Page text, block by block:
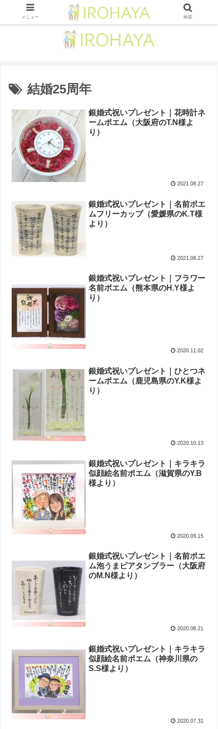
結婚25周年
銀婚式祝いプレゼント｜花時計ネ
ームポエム（大阪府のT.N様よ
り ）
2021.08.27
銀婚式祝いプレゼント｜名前ポエ
ムフリーカップ（愛媛県のK.T様
より ）
2021.08.27
銀婚式祝いプレゼント｜フラワー
名前ポエム（熊本県のH.Y様よ
り ）
2020.11.02
銀婚式祝いプレゼント｜ひとつネ
ームポエム（鹿児島県のY.K様よ
り ）
2020.10.13
銀婚式祝いプレゼント｜キラキラ
似顔絵名前ポエム（滋賀県のY.B
様より ）
2020.09.15
銀婚式祝いプレゼント｜名前ポエ
ム泡うまビアタンブラー（大阪府
のM.N様より ）
2020.08.21
銀婚式祝いプレゼント｜キラキラ
似顔絵名前ポエム（神奈川県の
S.S様より ）
2020.07.31
メニュー 検索